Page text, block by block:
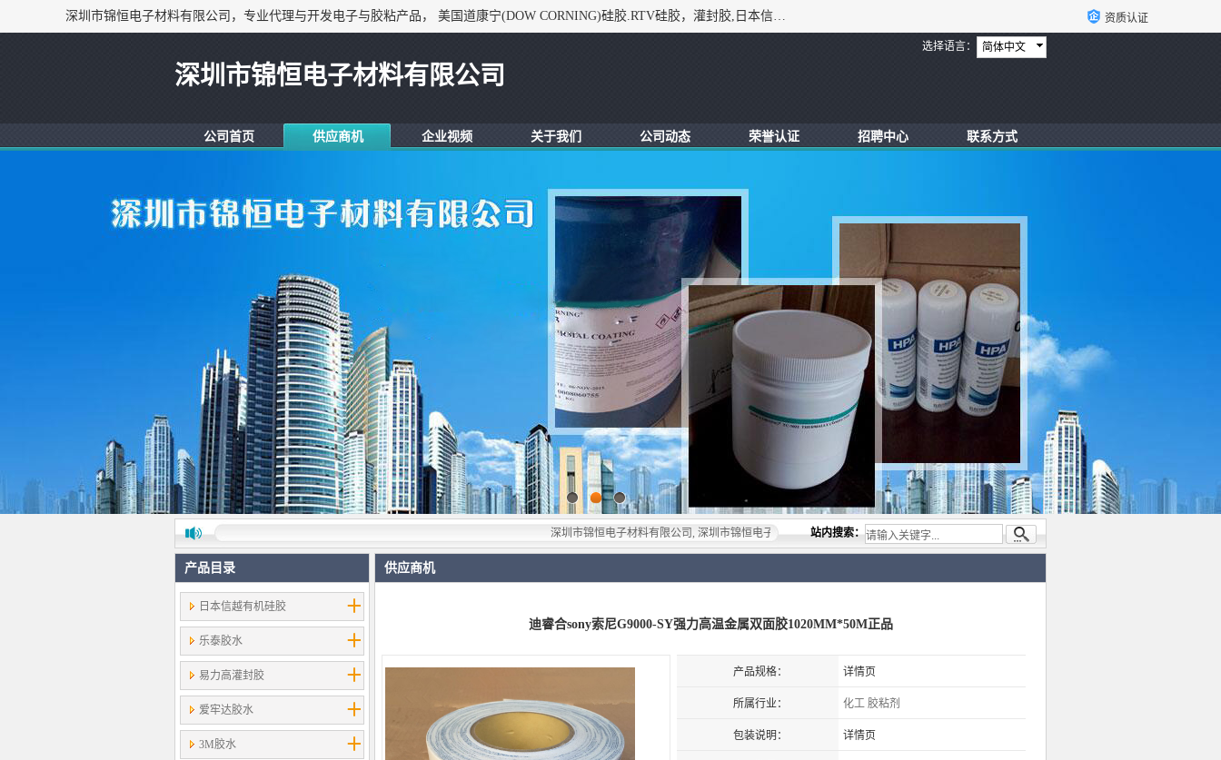
深圳市锦恒电子材料有限公司，专业代理与开发电子与胶粘产品， 美国道康宁(DOW CORNING)硅胶.RTV硅胶，灌封胶,日本信越(ShinEtsu)， 美国通用/东芝(GE/Toshiba)，美国HUMISEAL防潮绝缘胶， 日本小西(KONISHI)胶粘剂，3M,三键，乐泰，日本施敏打硬(CEMEDINE)硅胶，等众多进口品牌. 资质认证
简体中文
选择语言：
深圳市锦恒电子材料有限公司
公司首页 供应商机 企业视频 关于我们 公司动态 荣誉认证 招聘中心 联系方式
深圳市锦恒电子材料有限公司, 深圳市锦恒电子材料有限公司，专业代理与开发电子与胶粘产品， 美国道康宁(DOW CORNING)硅胶.RTV
站内搜索：
产品目录
日本信越有机硅胶
乐泰胶水
易力高灌封胶
爱牢达胶水
3M胶水
供应商机
迪睿合sony索尼G9000-SY强力高温金属双面胶1020MM*50M正品
产品规格： 详情页
所属行业： 化工 胶粘剂
包装说明： 详情页